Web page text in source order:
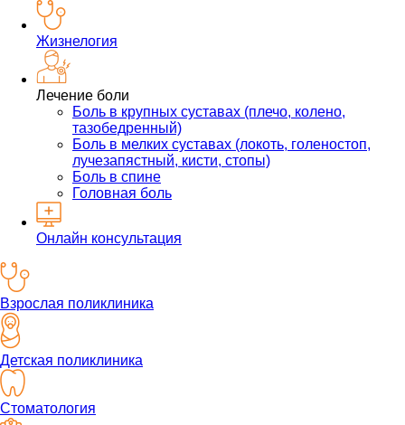
Жизнелогия
Лечение боли
Боль в крупных суставах (плечо, колено,
тазобедренный)
Боль в мелких суставах (локоть, голеностоп,
лучезапястный, кисти, стопы)
Боль в спине
Головная боль
Онлайн консультация
Взрослая поликлиника
Детская поликлиника
Стоматология